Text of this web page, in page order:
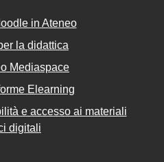
in Ateneo
la didattica
Mediaspace
Elearning
e accesso ai materiali
digitali